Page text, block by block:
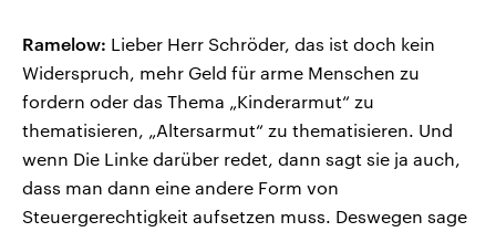
Ramelow: Lieber Herr Schröder, das ist doch kein
Widerspruch, mehr Geld für arme Menschen zu
fordern oder das Thema „Kinderarmut“ zu
thematisieren, „Altersarmut“ zu thematisieren. Und
wenn Die Linke darüber redet, dann sagt sie ja auch,
dass man dann eine andere Form von
Steuergerechtigkeit aufsetzen muss. Deswegen sage